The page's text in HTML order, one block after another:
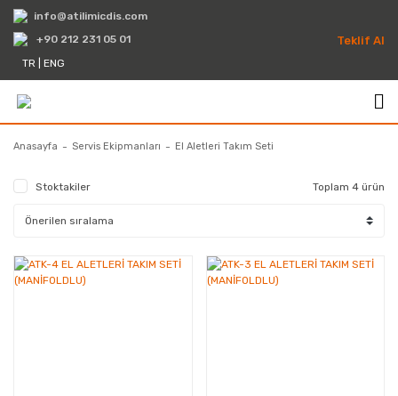
info@atilimicdis.com
+90 212 231 05 01
TR
ENG
Teklif Al
Anasayfa Servis Ekipmanları El Aletleri Takım Seti
Stoktakiler Toplam 4 ürün